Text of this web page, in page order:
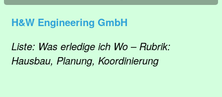
H&W Engineering GmbH
Liste: Was erledige ich Wo – Rubrik:
Hausbau, Planung, Koordinierung